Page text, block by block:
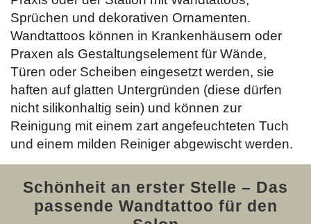
Sprüchen und dekorativen Ornamenten.
Wandtattoos können in Krankenhäusern oder
Praxen als Gestaltungselement für Wände,
Türen oder Scheiben eingesetzt werden, sie
haften auf glatten Untergründen (diese dürfen
nicht silikonhaltig sein) und können zur
Reinigung mit einem zart angefeuchteten Tuch
und einem milden Reiniger abgewischt werden.
Schönheit an erster Stelle – Das
passende Wandtattoo für den